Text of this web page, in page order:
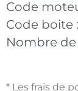
Code
Code boite :
Nombre
* Les frais de